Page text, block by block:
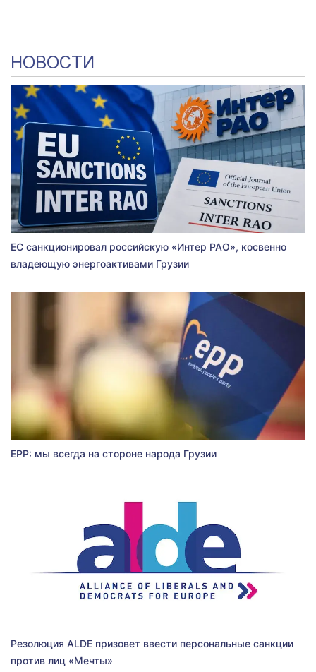
НОВОСТИ
ЕС санкционировал российскую «Интер РАО», косвенно
владеющую энергоактивами Грузии
EPP: мы всегда на стороне народа Грузии
Резолюция ALDE призовет ввести персональные санкции
против лиц «Мечты»